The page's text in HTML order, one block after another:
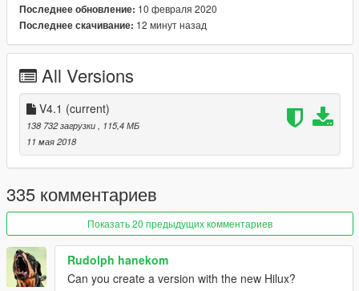
2.Add new front bumper
3.Fix COL
4.Fix the window tint too dark problem
5.Add Amphibious Raptor
Последнее обновление: 10 февраля 2020
Последнее скачивание: 12 минут назад
All Versions
V4.1 (current)
138 732 загрузки
, 115,4 МБ
11 мая 2018
335 комментариев
Показать 20 предыдущих комментариев
Rudolph hanekom
Can you create a version with the new Hilux?